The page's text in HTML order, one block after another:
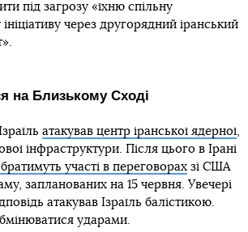
під загрозу «їхню спільну
через другорядний іранський
на Близькому Сході
атакував центр іранської ядерної,
інфраструктури. Після цього в Ірані
участі в переговорах зі США
запланованих на 15 червня. Увечері
атакував Ізраїль балістикою.
ударами.